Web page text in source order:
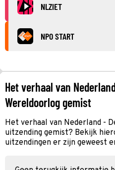
NLZIET
NPO START
Het verhaal van
Wereldoorlog gemist
Het verhaal van Nederland -
uitzending gemist? Bekijk
uitzendingen er zijn geweest